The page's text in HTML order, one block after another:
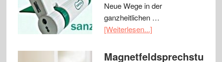
Neue Wege in der
ganzheitlichen …
[Weiterlesen...]
Magnetfeldsprechstu